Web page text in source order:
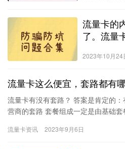
流量卡的
了。流量
2023年10月24
流量卡这么便宜，套路都有
流量卡有没有套路？ 答案是肯定的
营商的套路 套餐组成一定是由基础
流量卡资讯 2023年9月6日